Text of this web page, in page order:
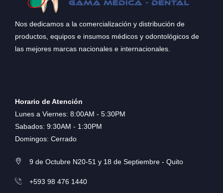
Nos dedicamos a la comercialización y distribución de
productos, equipos e insumos médicos y odontológicos de
las mejores marcas nacionales e internacionales.
Horario de Atención
Lunes a Viernes: 8:00AM - 5:30PM
Sabados: 9:30AM - 1:30PM
Domingos: Cerrado
9 de Octubre N20-51 y 18 de Septiembre - Quito
+593 98 476 1440